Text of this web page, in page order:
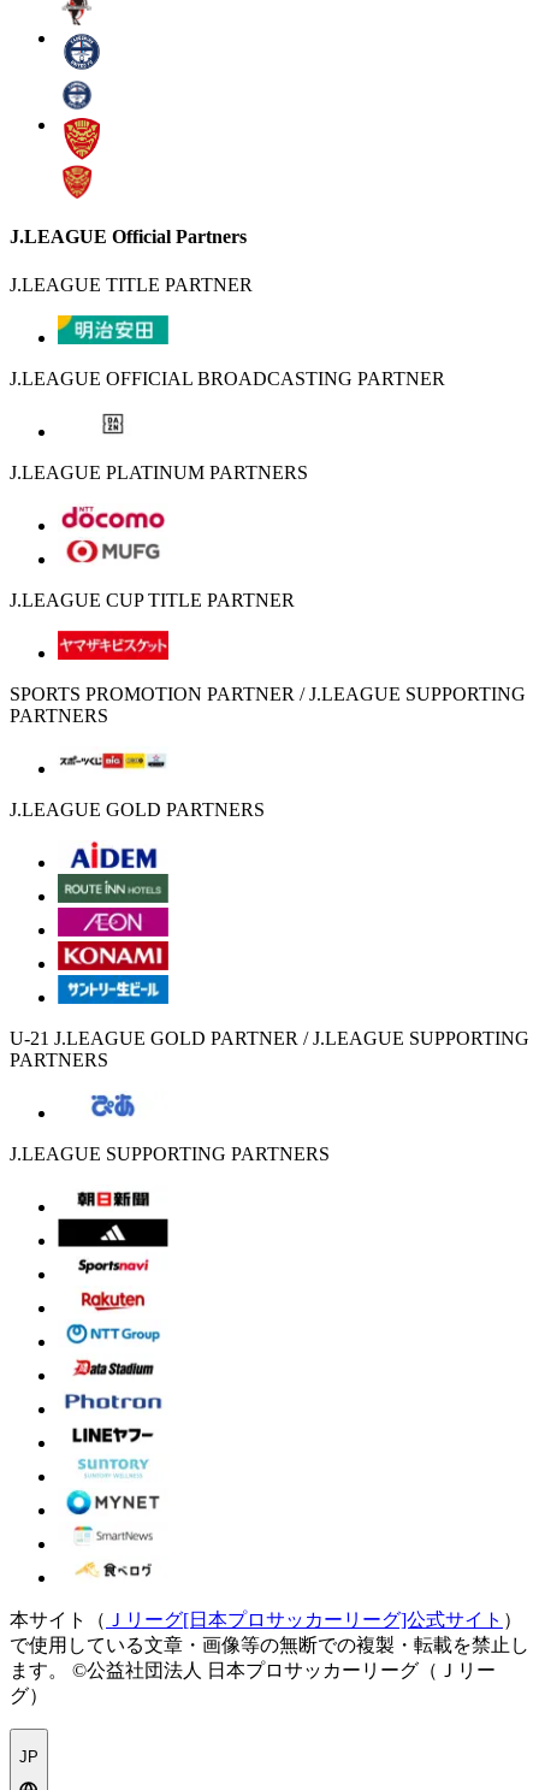
J.LEAGUE Official Partners
J.LEAGUE TITLE PARTNER
J.LEAGUE OFFICIAL BROADCASTING PARTNER
J.LEAGUE PLATINUM PARTNERS
J.LEAGUE CUP TITLE PARTNER
SPORTS PROMOTION PARTNER / J.LEAGUE SUPPORTING
PARTNERS
J.LEAGUE GOLD PARTNERS
U-21 J.LEAGUE GOLD PARTNER / J.LEAGUE SUPPORTING
PARTNERS
J.LEAGUE SUPPORTING PARTNERS
本サイト（ Ｊリーグ[日本プロサッカーリーグ]公式サイト ）
で使用している文章・画像等の無断での複製・転載を禁止し
ます。
©公益社団法人 日本プロサッカーリーグ（Ｊリー
グ）
JP